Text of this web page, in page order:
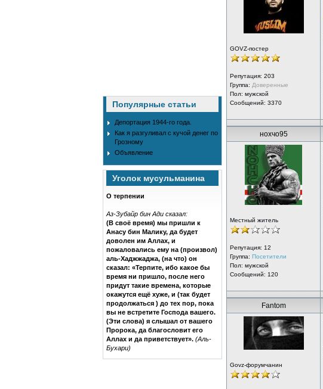
Популярные статьи
Депортация 1944-го года.
Как я разгуливал с кучой денег по
Грозному
Объявление
Уголок мусульманина
О терпении
Аз-Зубайр бин Ади сказал:
(В своё время) мы пришли к
Анасу бин Малику, да будет
доволен им Аллах, и
пожаловались ему на (произвол)
аль-Хаджжаджа, (на что) он
сказал: «Терпите, ибо какое бы
время ни пришло, после него
придут такие времена, которые
окажутся ещё хуже, и (так будет
продолжаться ) до тех пор, пока
вы не встретите Господа вашего.
(Эти слова) я слышал от вашего
Пророка, да благословит его
Аллах и да приветствует». (Аль-
Бухари)
GOVZ-постер
Репутация: 203
Группа: Доверенные
Пол: мужской
Сообщений: 3370
нохчо95
Местный житель
Репутация: 12
Группа: Посетители
Пол: мужской
Сообщений: 120
Fantom
Govz-форумчанин